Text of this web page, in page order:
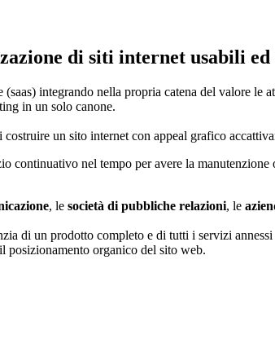
di siti internet usabili ed
integrando nella propria catena del valore
in un solo canone.
un sito internet con appeal grafico
nel tempo per avere la
, le società di pubbliche relazioni, le
di un prodotto completo e di tutti i servizi
posizionamento organico del sito web.